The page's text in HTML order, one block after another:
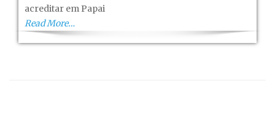
acreditar em Papai
Read More…